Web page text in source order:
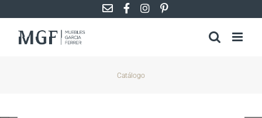
al
contenido
Catálogo